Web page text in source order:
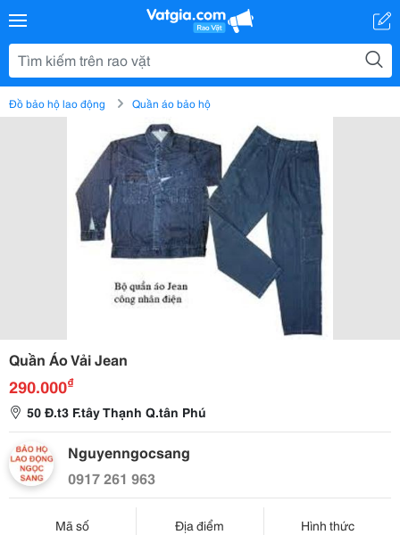
Đồ bảo hộ lao động Quần áo bảo hộ
Quần Áo Vải Jean
290.000₫
50 Đ.t3 F.tây Thạnh Q.tân Phú
Nguyenngocsang
0917 261 963
Mã số
Địa điểm
Hình thức